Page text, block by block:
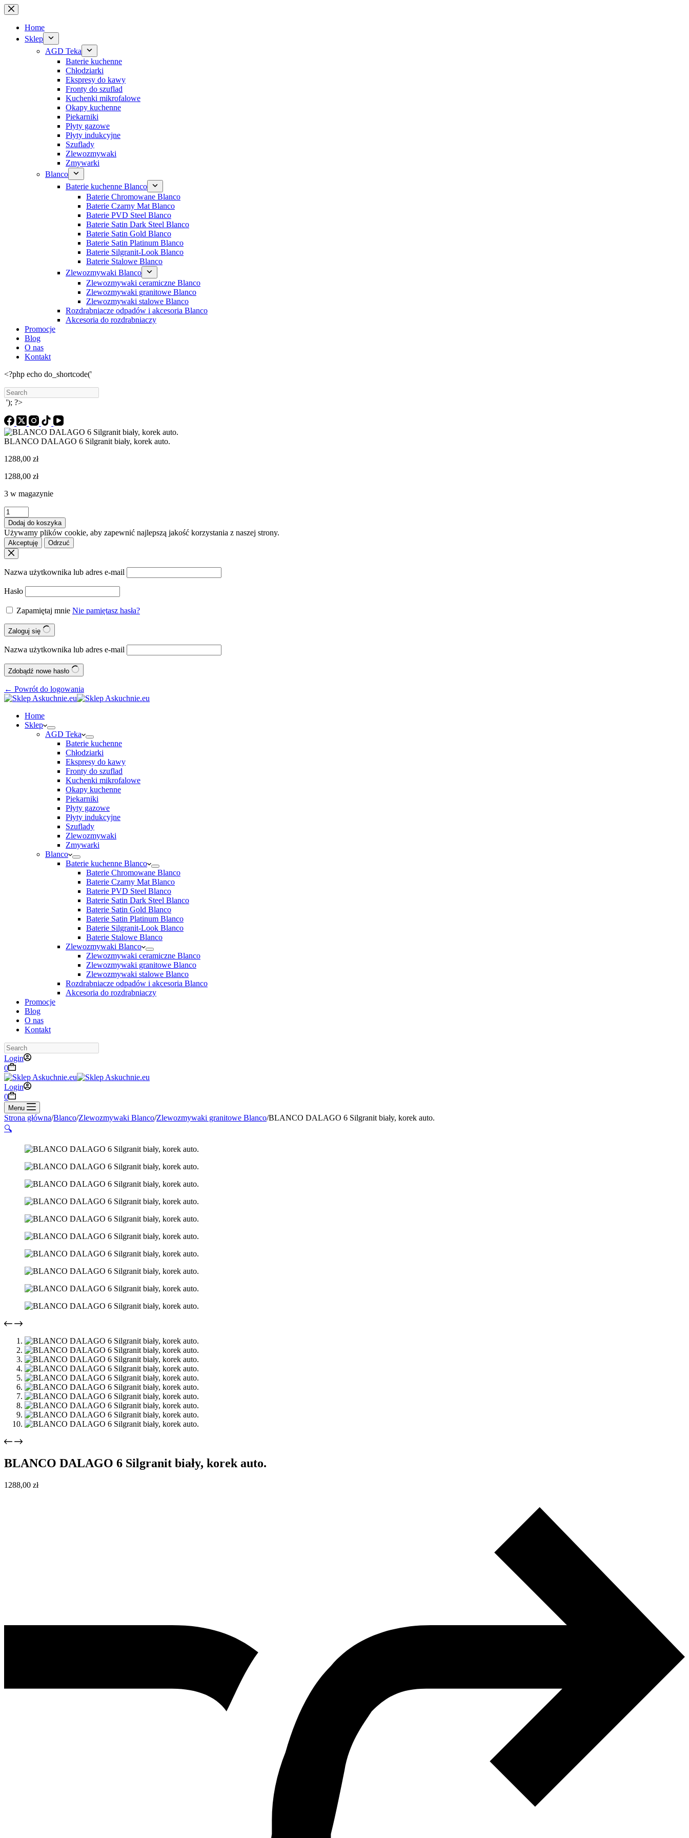
Przejdź
do
treści
Home
Sklep
AGD Teka
Baterie kuchenne
Chłodziarki
Ekspresy do kawy
Fronty do szuflad
Kuchenki mikrofalowe
Okapy kuchenne
Piekarniki
Płyty gazowe
Płyty indukcyjne
Szuflady
Zlewozmywaki
Zmywarki
Blanco
Baterie kuchenne Blanco
Baterie Chromowane Blanco
Baterie Czarny Mat Blanco
Baterie PVD Steel Blanco
Baterie Satin Dark Steel Blanco
Baterie Satin Gold Blanco
Baterie Satin Platinum Blanco
Baterie Silgranit-Look Blanco
Baterie Stalowe Blanco
Zlewozmywaki Blanco
Zlewozmywaki ceramiczne Blanco
Zlewozmywaki granitowe Blanco
Zlewozmywaki stalowe Blanco
Rozdrabniacze odpadów i akcesoria Blanco
Akcesoria do rozdrabniaczy
Promocje
Blog
O nas
Kontakt
<?php echo do_shortcode('
Search
'); ?>
BLANCO DALAGO 6 Silgranit biały, korek auto.
1288,00 zł
1288,00 zł
3 w magazynie
ilość
BLANCO
DALAGO
6
Silgranit
biały,
auto.
Dodaj do koszyka
Używamy plików cookie, aby zapewnić najlepszą jakość korzystania z naszej strony.
Akceptuję Odrzuć
Nazwa użytkownika lub adres e-mail
Hasło
Zapamiętaj mnie Nie pamiętasz hasła?
Zaloguj się
Nazwa użytkownika lub adres e-mail
Zdobądź nowe hasło
← Powrót do logowania
Home
Sklep
AGD Teka
Baterie kuchenne
Chłodziarki
Ekspresy do kawy
Fronty do szuflad
Kuchenki mikrofalowe
Okapy kuchenne
Piekarniki
Płyty gazowe
Płyty indukcyjne
Szuflady
Zlewozmywaki
Zmywarki
Blanco
Baterie kuchenne Blanco
Baterie Chromowane Blanco
Baterie Czarny Mat Blanco
Baterie PVD Steel Blanco
Baterie Satin Dark Steel Blanco
Baterie Satin Gold Blanco
Baterie Satin Platinum Blanco
Baterie Silgranit-Look Blanco
Baterie Stalowe Blanco
Zlewozmywaki Blanco
Zlewozmywaki ceramiczne Blanco
Zlewozmywaki granitowe Blanco
Zlewozmywaki stalowe Blanco
Rozdrabniacze odpadów i akcesoria Blanco
Akcesoria do rozdrabniaczy
Promocje
Blog
O nas
Kontakt
Search
Login
Koszyk
0
Login
Koszyk
0
Menu
Strona główna/Blanco/Zlewozmywaki Blanco/Zlewozmywaki granitowe Blanco/BLANCO DALAGO 6 Silgranit biały, korek auto.
🔍
BLANCO DALAGO 6 Silgranit biały, korek auto.
1288,00 zł